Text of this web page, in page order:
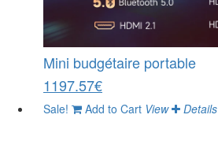
Mini budgétaire portable
1197.57€
Sale! Add to Cart View Details